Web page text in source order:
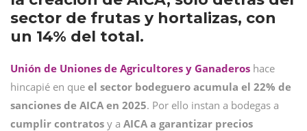
sector de frutas y hortalizas, con
un 14% del total.
Unión de Uniones de Agricultores y Ganaderos hace
hincapié en que el sector bodeguero acumula el 22% de
sanciones de AICA en 2025. Por ello instan a bodegas a
cumplir contratos y a AICA a garantizar precios